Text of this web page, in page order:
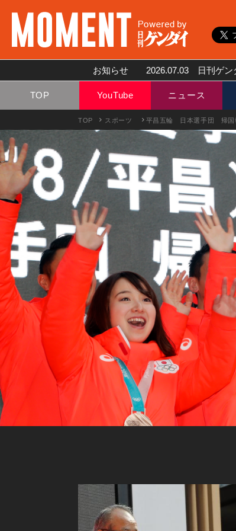
お知らせ 2026.07.03 日刊ゲン
TOP YouTube ニュース
TOP スポーツ 平昌五輪 日本選手団 帰国